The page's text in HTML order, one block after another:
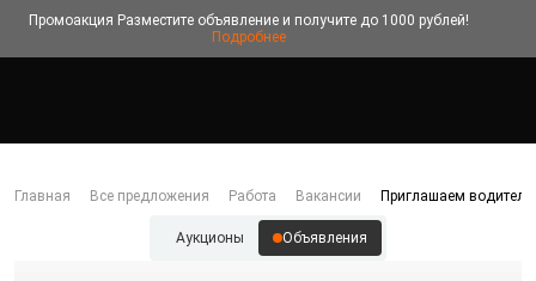
Промоакция Разместите объявление и получите до 1000 рублей!
Подробнее
Главная Все предложения Работа Вакансии Приглашаем
Аукционы Объявления